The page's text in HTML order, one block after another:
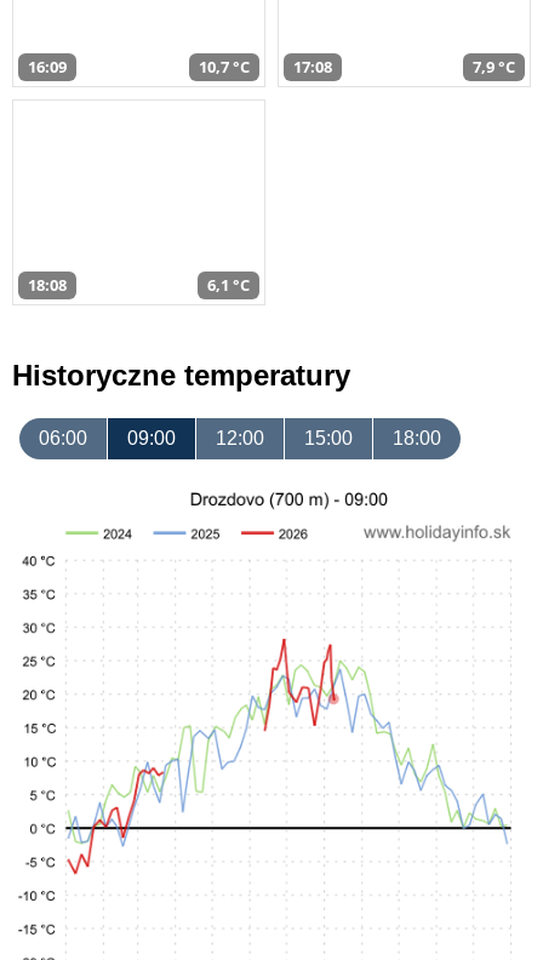
16:09 10,7 °C 17:08 7,9 °C
18:08 6,1 °C
Historyczne temperatury
06:00 09:00 12:00 15:00 18:00